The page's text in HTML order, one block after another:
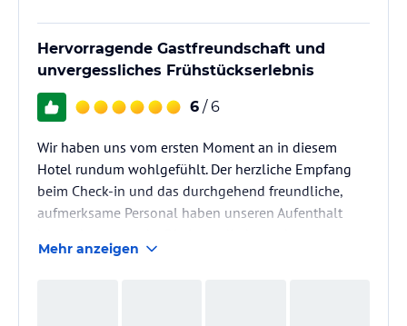
Hervorragende Gastfreundschaft und
unvergessliches Frühstückserlebnis
6 / 6
Wir haben uns vom ersten Moment an in diesem
Hotel rundum wohlgefühlt. Der herzliche Empfang
beim Check-in und das durchgehend freundliche,
aufmerksame Personal haben unseren Aufenthalt
Sonnenbahngondel ist ideal zum Skifahren und
Mehr anzeigen